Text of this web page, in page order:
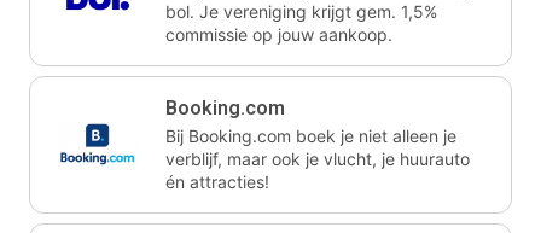
bol. Je vereniging krijgt gem. 1,5%
commissie op jouw aankoop.
Booking.com
Bij Booking.com boek je niet alleen je
verblijf, maar ook je vlucht, je huurauto
én attracties!